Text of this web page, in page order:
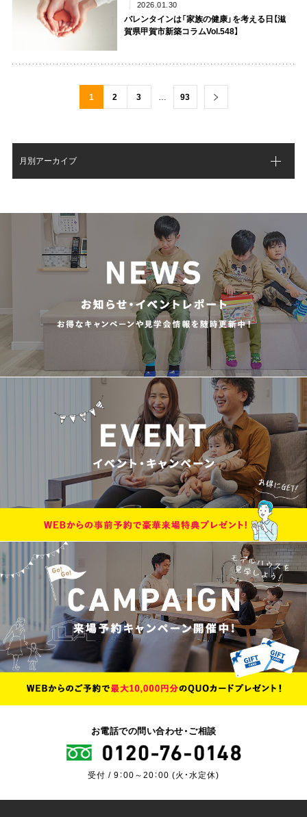
2026.01.30
バレンタインは「家族の健康」を考える日【滋
賀県甲賀市新築コラムVol.548】
1 2 3 93
月別アーカイブ
お電話での問い合わせ・ご相談
受付 / 9：00～20：00 (火・水定休)